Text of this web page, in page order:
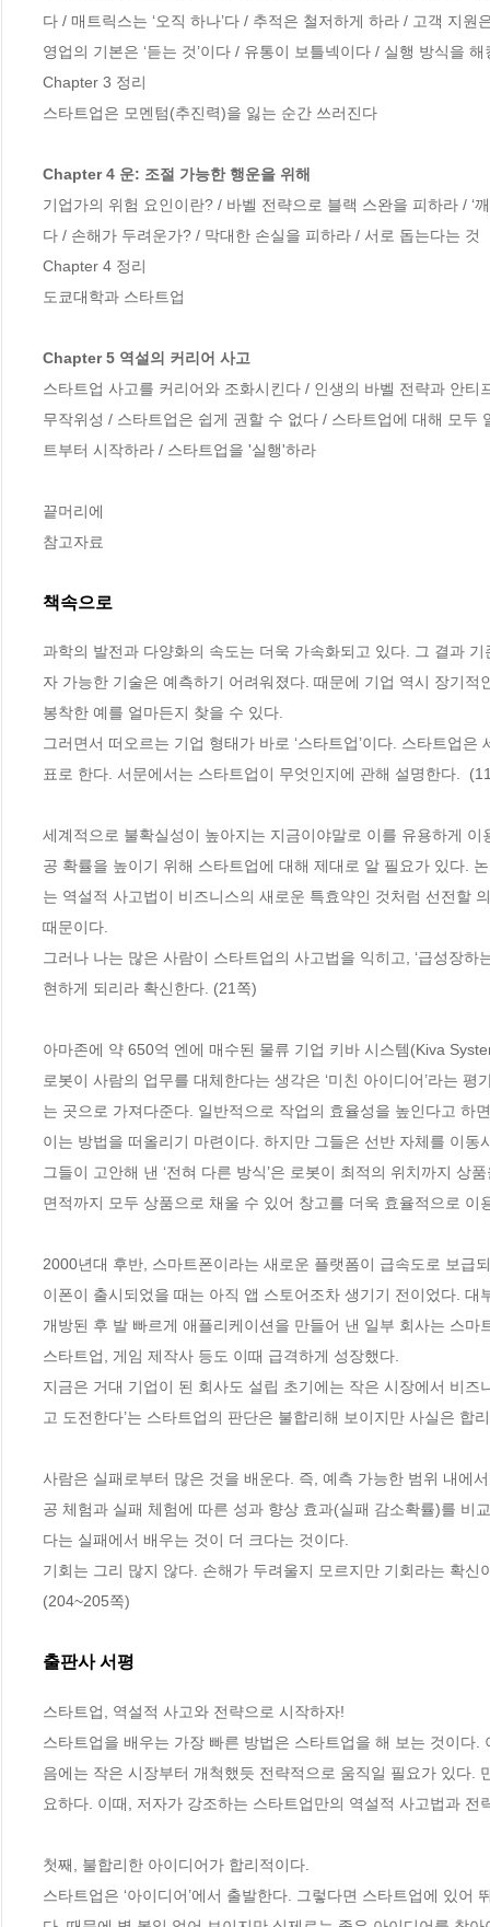
다 / 매트릭스는 ‘오직 하나’다 / 추적은 철저하게 하라 / 고객 지
영업의 기본은 ‘듣는 것’이다 / 유통이 보틀넥이다 / 실행 방식을 해
Chapter 3 정리
스타트업은 모멘텀(추진력)을 잃는 순간 쓰러진다
Chapter 4 운: 조절 가능한 행운을 위해
기업가의 위험 요인이란? / 바벨 전략으로 블랙 스완을 피하라 / ‘
다 / 손해가 두려운가? / 막대한 손실을 피하라 / 서로 돕는다는 것
Chapter 4 정리
도쿄대학과 스타트업
Chapter 5 역설의 커리어 사고
스타트업 사고를 커리어와 조화시킨다 / 인생의 바벨 전략과 안
무작위성 / 스타트업은 쉽게 권할 수 없다 / 스타트업에 대해 모
트부터 시작하라 / 스타트업을 '실행'하라
끝머리에
참고자료
책속으로
과학의 발전과 다양화의 속도는 더욱 가속화되고 있다. 그 결과
자 가능한 기술은 예측하기 어려워졌다. 때문에 기업 역시 장기
봉착한 예를 얼마든지 찾을 수 있다.
그러면서 떠오르는 기업 형태가 바로 ‘스타트업’이다. 스타트업
표로 한다. 서문에서는 스타트업이 무엇인지에 관해 설명한다.
세계적으로 불확실성이 높아지는 지금이야말로 이를 유용하게
공 확률을 높이기 위해 스타트업에 대해 제대로 알 필요가 있다.
는 역설적 사고법이 비즈니스의 새로운 특효약인 것처럼 선전할
때문이다.
그러나 나는 많은 사람이 스타트업의 사고법을 익히고, ‘급성장
현하게 되리라 확신한다. (21쪽)
아마존에 약 650억 엔에 매수된 물류 기업 키바 시스템(Kiva
로봇이 사람의 업무를 대체한다는 생각은 ‘미친 아이디어’라는
는 곳으로 가져다준다. 일반적으로 작업의 효율성을 높인다고 하
이는 방법을 떠올리기 마련이다. 하지만 그들은 선반 자체를 이동
그들이 고안해 낸 ‘전혀 다른 방식’은 로봇이 최적의 위치까지
면적까지 모두 상품으로 채울 수 있어 창고를 더욱 효율적으로 이
2000년대 후반, 스마트폰이라는 새로운 플랫폼이 급속도로 보급
이폰이 출시되었을 때는 아직 앱 스토어조차 생기기 전이었다.
개방된 후 발 빠르게 애플리케이션을 만들어 낸 일부 회사는 스
스타트업, 게임 제작사 등도 이때 급격하게 성장했다.
지금은 거대 기업이 된 회사도 설립 초기에는 작은 시장에서 비
고 도전한다’는 스타트업의 판단은 불합리해 보이지만 사실은 합
사람은 실패로부터 많은 것을 배운다. 즉, 예측 가능한 범위 내에
공 체험과 실패 체험에 따른 성과 향상 효과(실패 감소확률)를 비
다는 실패에서 배우는 것이 더 크다는 것이다.
기회는 그리 많지 않다. 손해가 두려울지 모르지만 기회라는 확
(204~205쪽)
출판사 서평
스타트업, 역설적 사고와 전략으로 시작하자!
스타트업을 배우는 가장 빠른 방법은 스타트업을 해 보는 것이다
음에는 작은 시장부터 개척했듯 전략적으로 움직일 필요가 있다.
요하다. 이때, 저자가 강조하는 스타트업만의 역설적 사고법과 전
첫째, 불합리한 아이디어가 합리적이다.
스타트업은 ‘아이디어’에서 출발한다. 그렇다면 스타트업에 있어